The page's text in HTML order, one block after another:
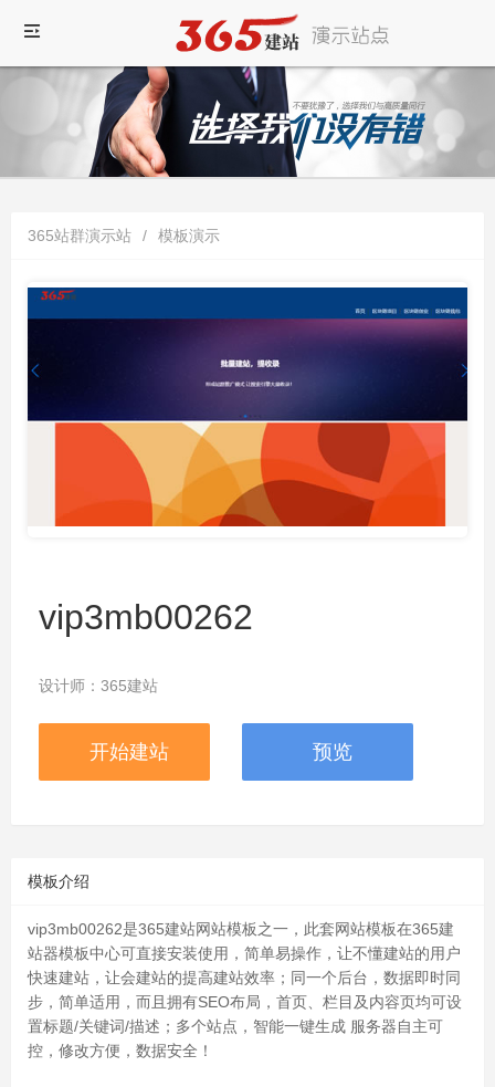
365站群演示站 / 模板演示
vip3mb00262
设计师：365建站
开始建站 预览
模板介绍
vip3mb00262是365建站网站模板之一，此套网站模板在365建
站器模板中心可直接安装使用，简单易操作，让不懂建站的用户
快速建站，让会建站的提高建站效率；同一个后台，数据即时同
步，简单适用，而且拥有SEO布局，首页、栏目及内容页均可设
置标题/关键词/描述；多个站点，智能一键生成 服务器自主可
控，修改方便，数据安全！